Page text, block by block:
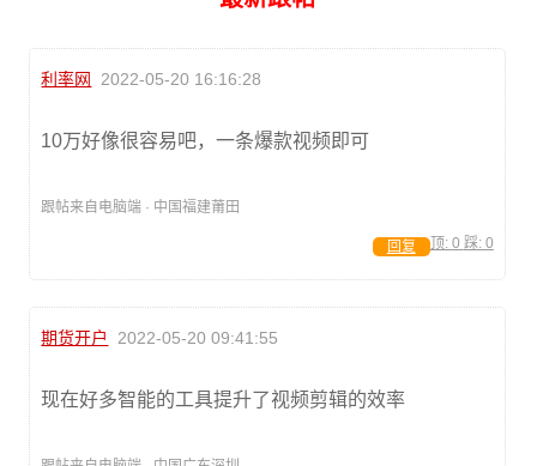
利率网 2022-05-20 16:16:28
10万好像很容易吧，一条爆款视频即可
跟帖来自电脑端 · 中国福建莆田
顶: 0 踩: 0
回复
期货开户 2022-05-20 09:41:55
现在好多智能的工具提升了视频剪辑的效率